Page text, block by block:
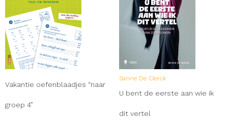
Vakantie oefenblaadjes “naar
groep 4”
Sanne De Clerck
U bent de eerste aan wie ik
dit vertel